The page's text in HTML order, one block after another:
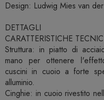
Design: Ludwig Mies van
DETTAGLI
CARATTERISTICHE
Struttura: in piatto di
mano per ottenere
cuscini in cuoio a forte
alluminio.
Cinghie: in cuoio rivestito